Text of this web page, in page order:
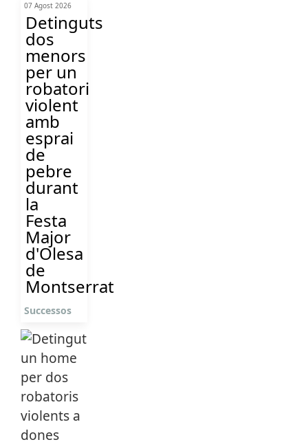
07 Agost 2026
Detinguts
dos
menors
per un
robatori
violent
amb
esprai
de
pebre
durant
la
Festa
Major
d'Olesa
de
Montserrat
Successos